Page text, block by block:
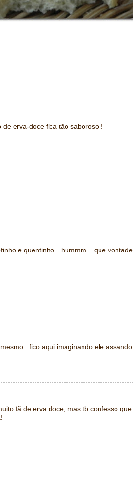
erva-doce fica tão saboroso!!
e quentinho…hummm ...que vontade.
..fico aqui imaginando ele assando
fã de erva doce, mas tb confesso que